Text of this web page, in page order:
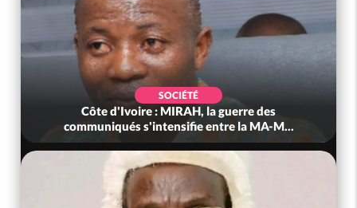
SOCIÉTÉ
Côte d'Ivoire : MIRAH, la guerre des
communiqués s'intensifie entre la MA-M...